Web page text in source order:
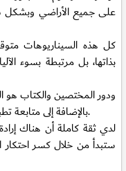
على جميع الأراضي وبشكل
كل هذه السيناريوهات
بذاتها، بل مرتبطة بسوء
ودور المختصين والكتاب هو
بالإضافة إلى متابعة تطبيقه والتأكد من أنه يشمل الجميع بلا استثناء.
لدي ثقة كاملة أن هناك
ستبدأ من خلال كسر